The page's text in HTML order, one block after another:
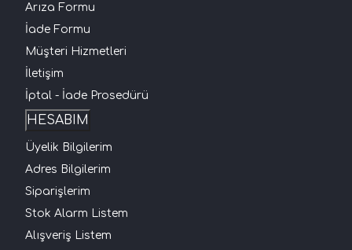
Arıza Formu
İade Formu
Müşteri Hizmetleri
İletişim
İptal - İade Prosedürü
HESABIM
Üyelik Bilgilerim
Adres Bilgilerim
Siparişlerim
Stok Alarm Listem
Alışveriş Listem